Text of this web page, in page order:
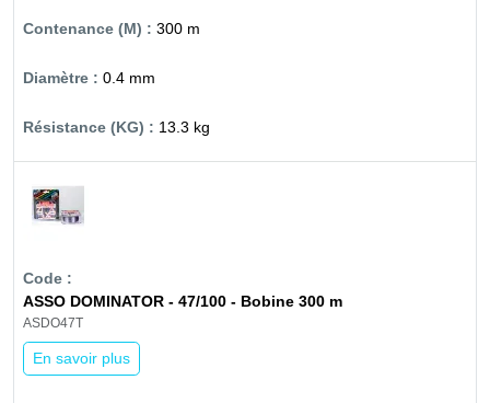
300 m
0.4 mm
13.3 kg
ASSO DOMINATOR - 47/100 - Bobine 300 m
ASDO47T
En savoir plus